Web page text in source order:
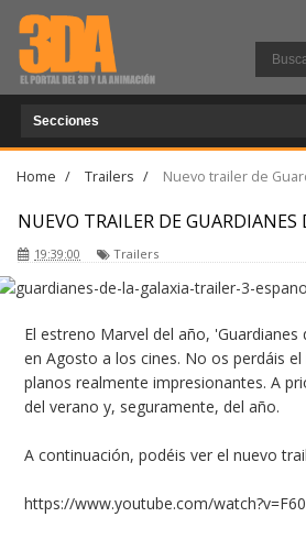
Home / Trailers / Nuevo trailer de
NUEVO TRAILER DE GUARDIANES
19:39:00 Trailers
El estreno Marvel del año, 'Guardianes
en Agosto a los cines. No os perdáis
planos realmente impresionantes. A
del verano y, seguramente, del año.
A continuación, podéis ver el nuevo
https://www.youtube.com/